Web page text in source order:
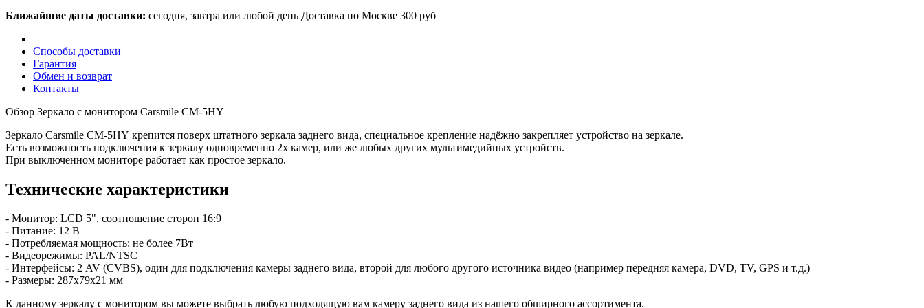
Ближайшие даты доставки: сегодня, завтра или любой день Доставка по Москве 300 руб
Способы доставки
Гарантия
Обмен и возврат
Контакты
Обзор Зеркало с монитором Carsmile CM-5HY
Зеркало Carsmile CM-5HY крепится поверх штатного зеркала заднего вида, специальное крепление надёжно закрепляет устройство на зеркале.
Есть возможность подключения к зеркалу одновременно 2х камер, или же любых других мультимедийных устройств.
При выключенном мониторе работает как простое зеркало.
Технические характеристики
- Монитор: LCD 5", соотношение сторон 16:9
- Питание: 12 В
- Потребляемая мощность: не более 7Вт
- Видеорежимы: PAL/NTSC
- Интерфейсы: 2 AV (CVBS), один для подключения камеры заднего вида, второй для любого другого источника видео (например передняя камера, DVD, TV, GPS и т.д.)
- Размеры: 287х79х21 мм
К данному зеркалу с монитором вы можете выбрать любую подходящую вам камеру заднего вида из нашего обширного ассортимента.